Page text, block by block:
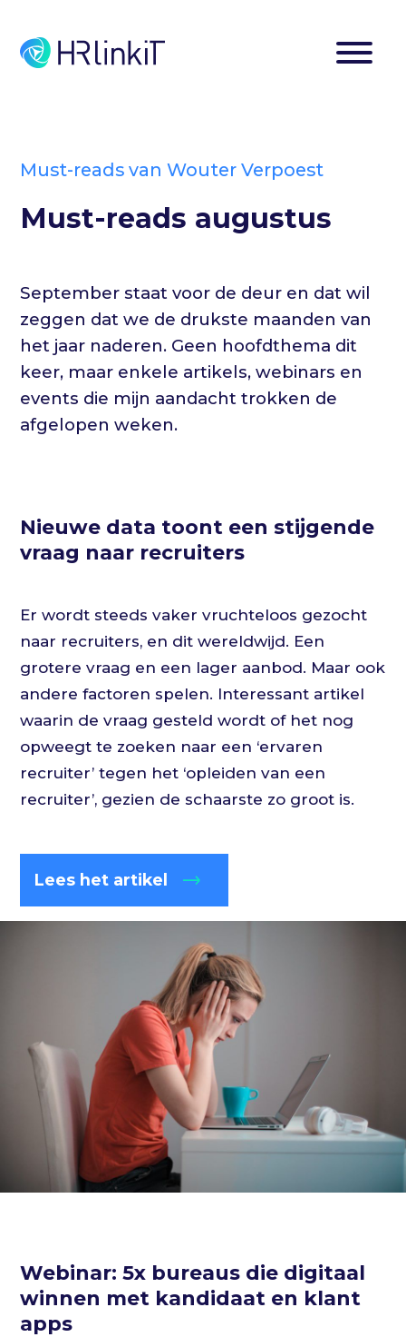
Must-reads van Wouter Verpoest
Must-reads augustus
September staat voor de deur en dat wil
zeggen dat we de drukste maanden van
het jaar naderen. Geen hoofdthema dit
keer, maar enkele artikels, webinars en
events die mijn aandacht trokken de
afgelopen weken.
Nieuwe data toont een stijgende
vraag naar recruiters
Er wordt steeds vaker vruchteloos gezocht
naar recruiters, en dit wereldwijd. Een
grotere vraag en een lager aanbod. Maar ook
andere factoren spelen. Interessant artikel
waarin de vraag gesteld wordt of het nog
opweegt te zoeken naar een ‘ervaren
recruiter’ tegen het ‘opleiden van een
recruiter’, gezien de schaarste zo groot is.
Lees het artikel
Webinar: 5x bureaus die digitaal
winnen ​​​​​​​met kandidaat en klant
apps